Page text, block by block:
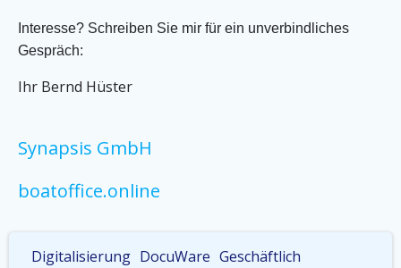
Interesse? Schreiben Sie mir für ein unverbindliches
Gespräch:
Ihr Bernd Hüster
Synapsis GmbH
boatoffice.online
Digitalisierung DocuWare Geschäftlich